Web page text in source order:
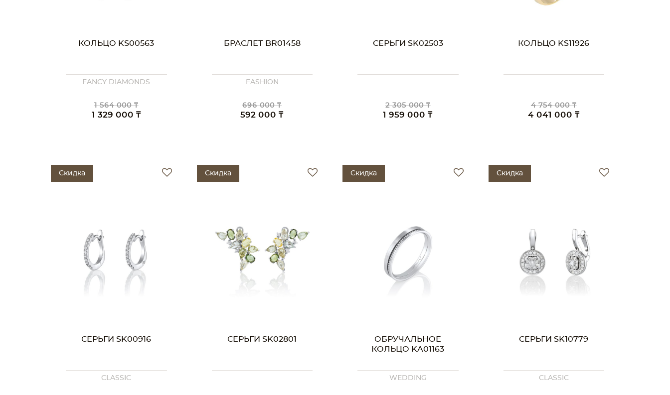
КОЛЬЦО KS00563
FANCY DIAMONDS
1 564 000 ₸
1 329 000 ₸
БРАСЛЕТ BR01458
FASHION
696 000 ₸
592 000 ₸
СЕРЬГИ SK02503
2 305 000 ₸
1 959 000 ₸
КОЛЬЦО KS11926
4 754 000 ₸
4 041 000 ₸
Скидка
СЕРЬГИ SK00916
CLASSIC
Скидка
СЕРЬГИ SK02801
Скидка
ОБРУЧАЛЬНОЕ
КОЛЬЦО KA01163
WEDDING
Скидка
СЕРЬГИ SK10779
CLASSIC